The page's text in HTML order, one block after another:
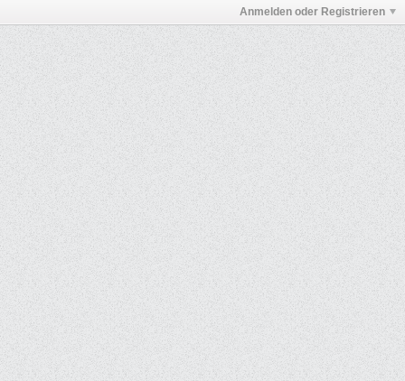
Anmelden oder Registrieren